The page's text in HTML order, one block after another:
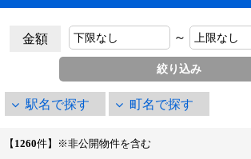
金額 ～
駅名で探す 町名で探す
【 1260件】※非公開物件を含む